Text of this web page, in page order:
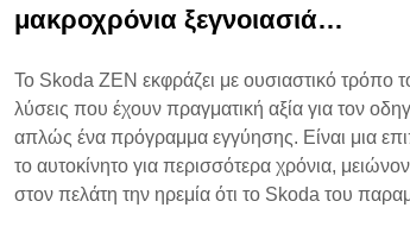
μακροχρόνια ξεγνοιασιά…
Το Skoda ZEN εκφράζει με ουσιαστικό τρόπο
λύσεις που έχουν πραγματική αξία για τον
απλώς ένα πρόγραμμα εγγύησης. Είναι μια
το αυτοκίνητο για περισσότερα χρόνια,
στον πελάτη την ηρεμία ότι το Skoda του